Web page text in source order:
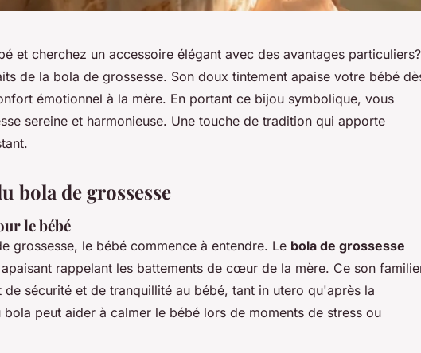
et cherchez un accessoire élégant avec des avantages particuliers?
de la bola de grossesse. Son doux tintement apaise votre bébé
émotionnel à la mère. En portant ce bijou symbolique, vous
sereine et harmonieuse. Une touche de tradition qui apporte
bola de grossesse
le bébé
grossesse, le bébé commence à entendre. Le bola de grossesse
rappelant les battements de cœur de la mère. Ce son
de sécurité et de tranquillité au bébé, tant in utero qu'après la
bola peut aider à calmer le bébé lors de moments de stress ou